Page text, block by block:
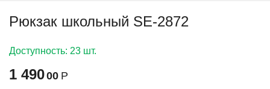
Рюкзак школьный SE-2872
Доступность: 23 шт.
1 49000 Р